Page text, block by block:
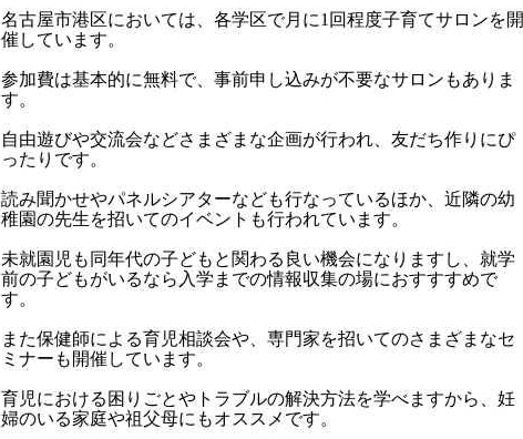
名古屋市港区においては、各学区で月に1回程度子育てサロンを開
催しています。
参加費は基本的に無料で、事前申し込みが不要なサロンもありま
す。
自由遊びや交流会などさまざまな企画が行われ、友だち作りにぴ
ったりです。
読み聞かせやパネルシアターなども行なっているほか、近隣の幼
稚園の先生を招いてのイベントも行われています。
未就園児も同年代の子どもと関わる良い機会になりますし、就学
前の子どもがいるなら入学までの情報収集の場におすすすめで
す。
また保健師による育児相談会や、専門家を招いてのさまざまなセ
ミナーも開催しています。
育児における困りごとやトラブルの解決方法を学べますから、妊
婦のいる家庭や祖父母にもオススメです。